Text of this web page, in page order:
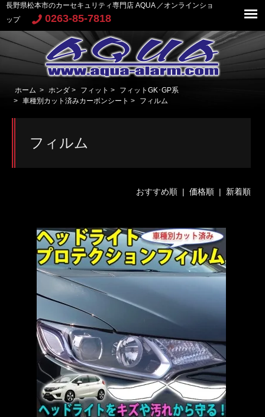
長野県松本市のカーセキュリティ専門店 AQUA ／オンラインショ
ップ
0263-85-7818
ホーム > ホンダ > フィット >
フィットGK･GP系
> 車種別カット済みカーボンシート > フィルム
フィルム
おすすめ順 | 価格順| 新着順